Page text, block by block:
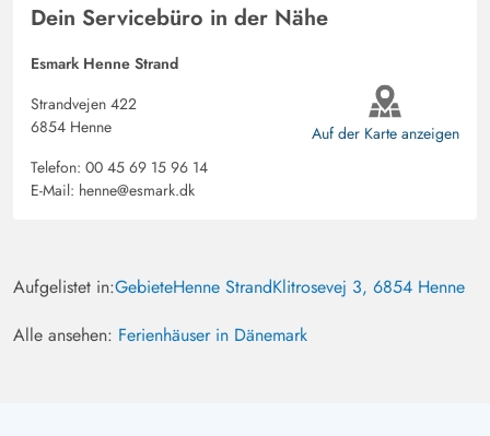
Dein Servicebüro in der Nähe
Esmark Henne Strand
Strandvejen 422
6854 Henne
Telefon: 00 45 69 15 96 14
E-Mail: henne@esmark.dk
Auf der Karte anzeigen
Aufgelistet in:GebieteHenne StrandKlitrosevej 3, 6854 Henne
Alle ansehen: Ferienhäuser in Dänemark